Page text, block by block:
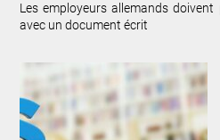
Les employeurs allemands
avec un document écrit